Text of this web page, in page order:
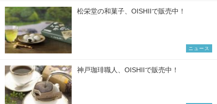
松栄堂の和菓子、OISHIIで販売中！
ニュース
神戸珈琲職人、OISHIIで販売中！